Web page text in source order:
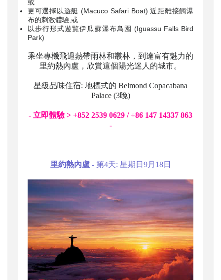
或
更可選擇以遊艇 (Macuco Safari Boat) 近距離接觸瀑
布的刺激體驗;或
以步行形式遊覧伊瓜蘇瀑布鳥園 (Iguassu Falls Bird
Park)
乘坐專機飛過熱帶雨林和叢林，到達富有魅力的
里約熱內盧，欣賞這個陽光迷人的城市。
星級品味住宿: 地標式的 Belmond Copacabana
Palace (3晚)
- 立即體驗 > +852 2539 0629 / +86 147 14337 863
-
里約熱內盧 - 第4天: 星期日9月18日